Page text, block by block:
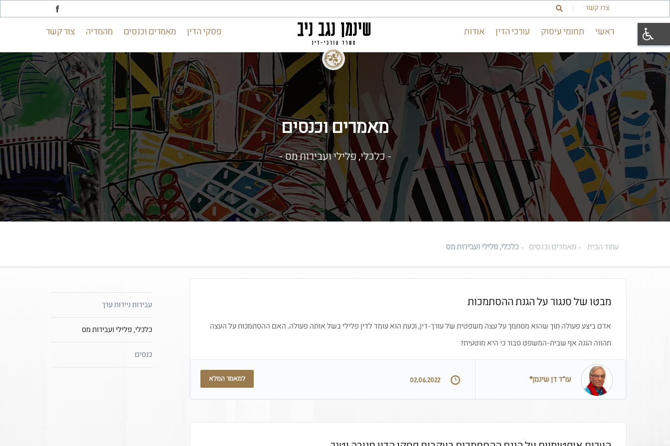
Toggle
menu
Search צרו קשר
פסקי הדין מאמרים וכנסים מהמדיה צור קשר ראשי תחומי עיסוק עורכי הדין אודות
מאמרים וכנסים
- כלכלי, פלילי ועבירות מס -
עמוד הבית מאמרים וכנסים כלכלי, פלילי ועבירות מס
עבירות ניירות ערך
כלכלי, פלילי ועבירות מס
כנסים
מבטו של סנגור על הגנת ההסתמכות
אדם ביצע פעולה תוך שהוא מסתמך על עצה משפטית של עורך-דין, וכעת הוא עומד לדין פלילי בשל אותה פעולה. האם ההסתמכות על העצה
תהווה הגנה אף שבית-המשפט סבור כי היא מוטעית?
עו"ד דן שינמן* 02.06.2022 למאמר המלא